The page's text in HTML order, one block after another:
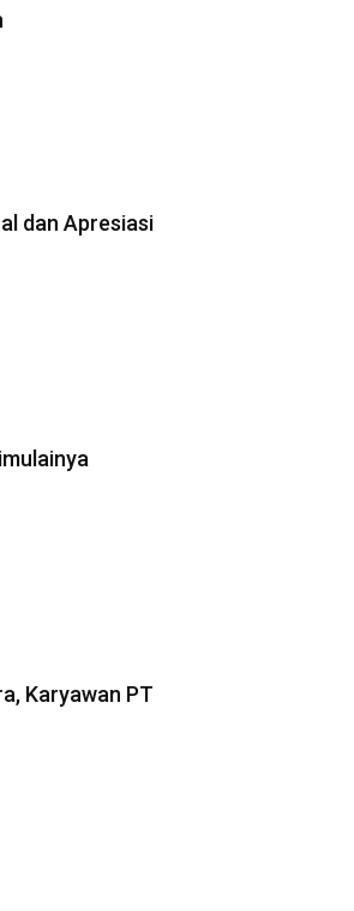
dan Apresiasi
Karyawan PT